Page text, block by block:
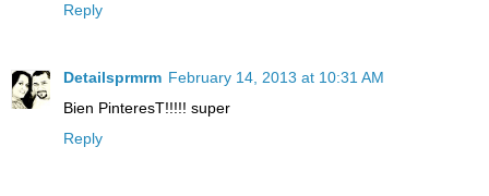
Reply
Detailsprmrm February 14, 2013 at 10:31 AM
Bien PinteresT!!!!! super
Reply